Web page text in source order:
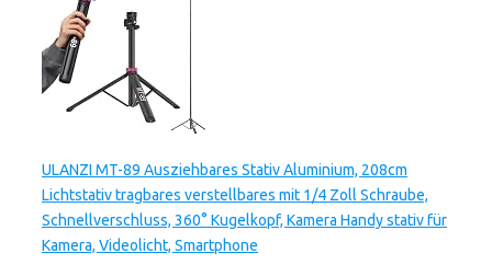
ULANZI MT-89 Ausziehbares Stativ Aluminium, 208cm
Lichtstativ tragbares verstellbares mit 1/4 Zoll Schraube,
Schnellverschluss, 360° Kugelkopf, Kamera Handy stativ für
Kamera, Videolicht, Smartphone